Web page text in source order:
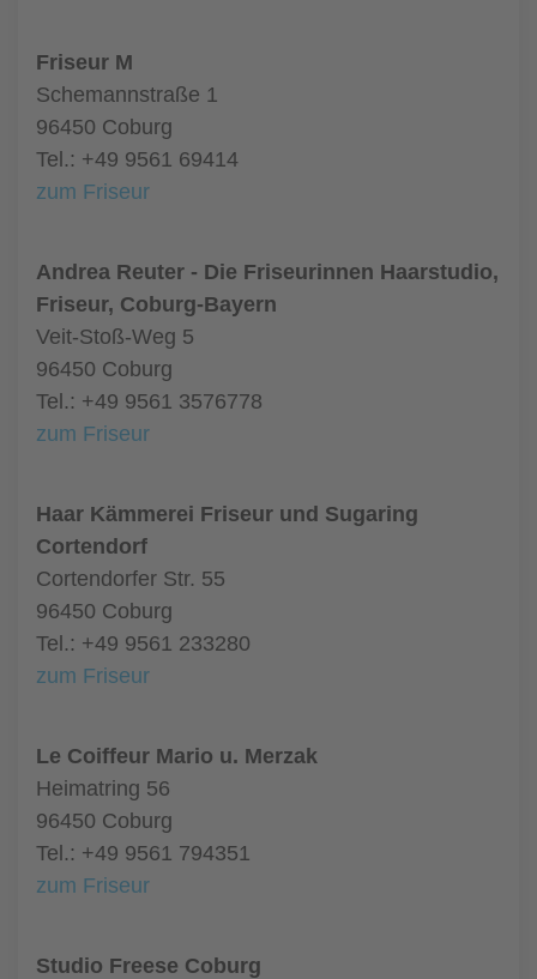
Friseur M
Schemannstraße 1
96450 Coburg
Tel.: +49 9561 69414
zum Friseur
Andrea Reuter - Die Friseurinnen Haarstudio,
Friseur, Coburg-Bayern
Veit-Stoß-Weg 5
96450 Coburg
Tel.: +49 9561 3576778
zum Friseur
Haar Kämmerei Friseur und Sugaring
Cortendorf
Cortendorfer Str. 55
96450 Coburg
Tel.: +49 9561 233280
zum Friseur
Le Coiffeur Mario u. Merzak
Heimatring 56
96450 Coburg
Tel.: +49 9561 794351
zum Friseur
Studio Freese Coburg